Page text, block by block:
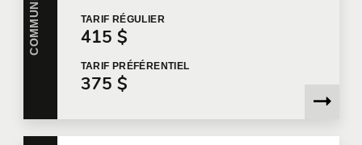
TARIF RÉGULIER
415 $
TARIF PRÉFÉRENTIEL
375 $